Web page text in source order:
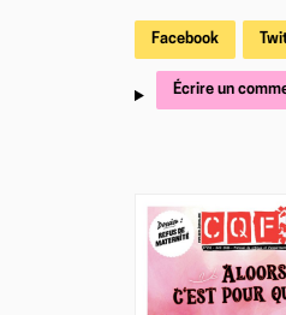
Facebook
Écrire un